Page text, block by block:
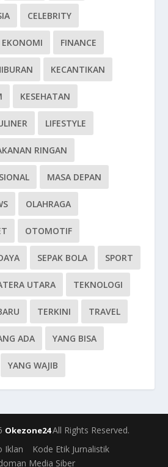
CELEBRITY
EKONOMI FINANCE
KECANTIKAN
KESEHATAN
LIFESTYLE
RINGAN
MASA DEPAN
OLAHRAGA
OTOMOTIF
SEPAK BOLA SPORT
UTARA TEKNOLOGI
TERKINI TRAVEL
ADA YANG BISA
YANG WAJIB
Okezone24All Rights Reserved.
Iklan
Kode Etik Jurnalistik
Media Siber